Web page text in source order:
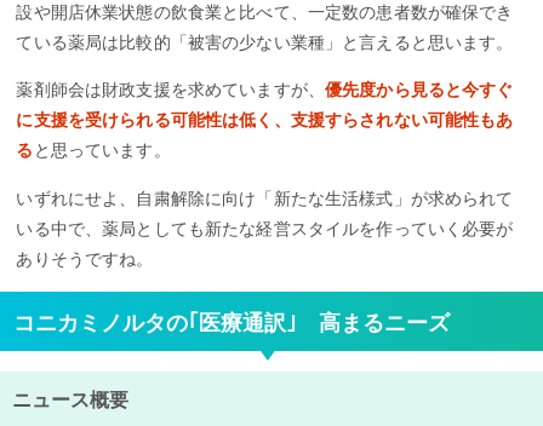
設や開店休業状態の飲食業と比べて、一定数の患者数が確保でき
ている薬局は比較的「被害の少ない業種」と言えると思います。
薬剤師会は財政支援を求めていますが、優先度から見ると今すぐ
に支援を受けられる可能性は低く、支援すらされない可能性もあ
る と思っています。
いずれにせよ、自粛解除に向け「新たな生活様式」が求められて
いる中で、薬局としても新たな経営スタイルを作っていく必要が
ありそうですね。
コニカミノルタの｢医療通訳｣ 高まるニーズ
ニュース概要